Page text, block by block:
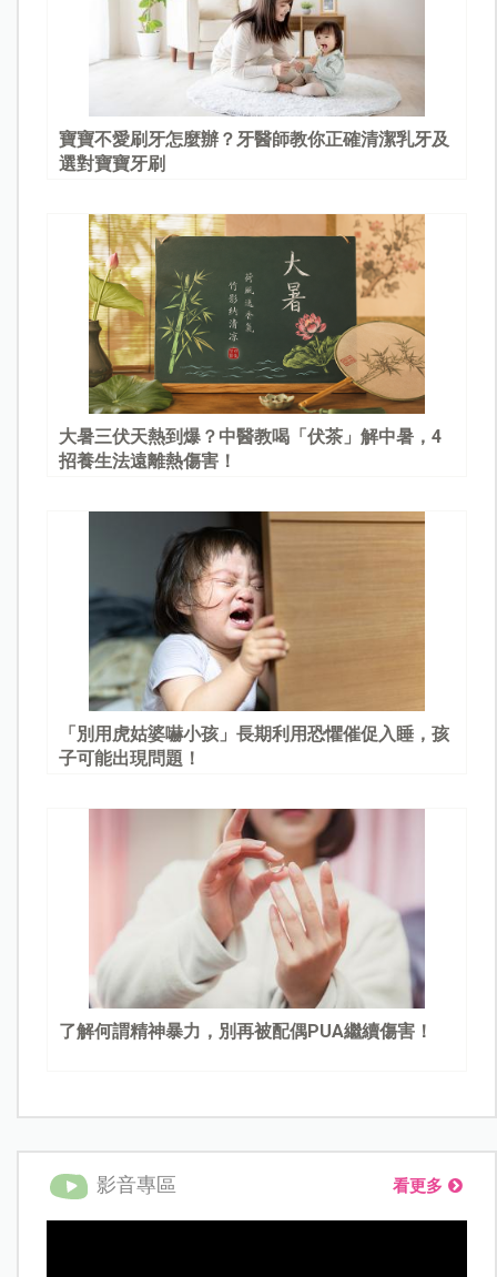
寶寶不愛刷牙怎麼辦？牙醫師教你正確清潔乳牙及
選對寶寶牙刷
大暑三伏天熱到爆？中醫教喝「伏茶」解中暑，4
招養生法遠離熱傷害！
「別用虎姑婆嚇小孩」長期利用恐懼催促入睡，孩
子可能出現問題！
了解何謂精神暴力，別再被配偶PUA繼續傷害！
影音專區 看更多